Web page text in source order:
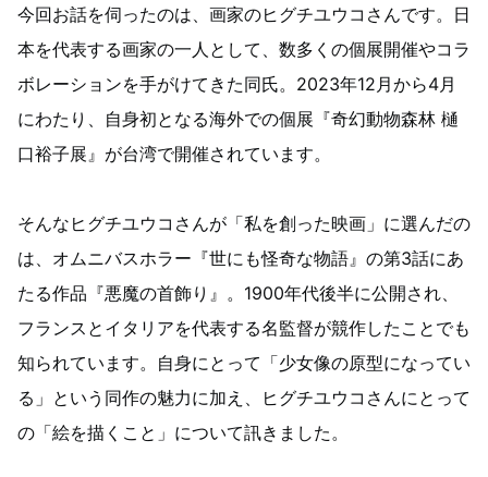
今回お話を伺ったのは、画家のヒグチユウコさんです。日
本を代表する画家の一人として、数多くの個展開催やコラ
ボレーションを手がけてきた同氏。2023年12月から4月
にわたり、自身初となる海外での個展『奇幻動物森林 樋
口裕子展』が台湾で開催されています。
そんなヒグチユウコさんが「私を創った映画」に選んだの
は、オムニバスホラー『世にも怪奇な物語』の第3話にあ
たる作品『悪魔の首飾り』。1900年代後半に公開され、
フランスとイタリアを代表する名監督が競作したことでも
知られています。自身にとって「少女像の原型になってい
る」という同作の魅力に加え、ヒグチユウコさんにとって
の「絵を描くこと」について訊きました。